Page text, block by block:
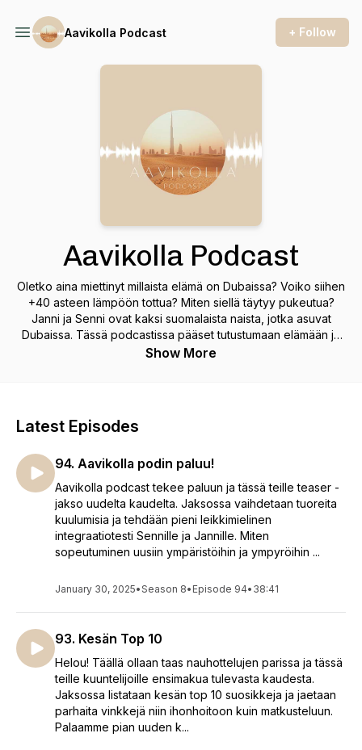
Aavikolla Podcast + Follow
Aavikolla Podcast
Oletko aina miettinyt millaista elämä on Dubaissa? Voiko siihen
+40 asteen lämpöön tottua? Miten siellä täytyy pukeutua?
Janni ja Senni ovat kaksi suomalaista naista, jotka asuvat
Dubaissa. Tässä podcastissa pääset tutustumaan elämään ja
arkeen Arabiemiraateissa. Uusi jakso joka keskiviikko! Seuraa
Show More
Latest Episodes
94. Aavikolla podin paluu!
Aavikolla podcast tekee paluun ja tässä teille teaser -
jakso uudelta kaudelta. Jaksossa vaihdetaan tuoreita
kuulumisia ja tehdään pieni leikkimielinen
integraatiotesti Sennille ja Jannille. Miten
sopeutuminen uusiin ympäristöihin ja ympyröihin ...
January 30, 2025•Season 8• Episode 94• 38:41
93. Kesän Top 10
Helou! Täällä ollaan taas nauhottelujen parissa ja tässä
teille kuuntelijoille ensimakua tulevasta kaudesta.
Jaksossa listataan kesän top 10 suosikkeja ja jaetaan
parhaita vinkkejä niin ihonhoitoon kuin matkusteluun.
Palaamme pian uuden k...